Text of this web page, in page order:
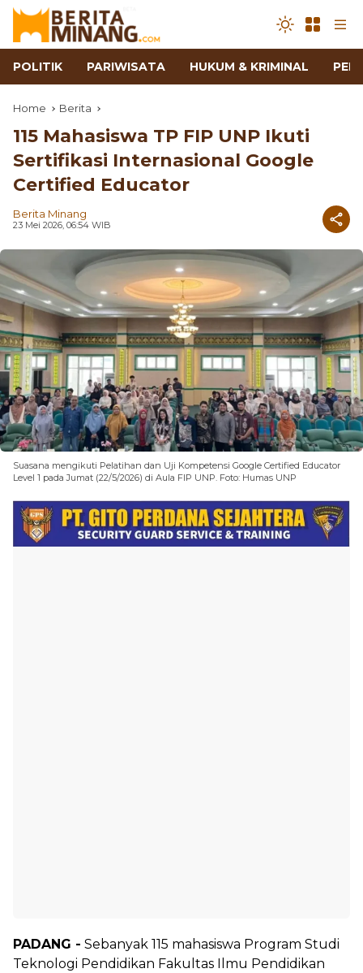
POLITIK PARIWISATA HUKUM & KRIMINAL
Home Berita
115 Mahasiswa TP FIP UNP Ikuti
Sertifikasi Internasional Google
Certified Educator
Berita Minang
23 Mei 2026, 06:54 WIB
Suasana mengikuti Pelatihan dan Uji Kompetensi Google Certified Educator
Level 1 pada Jumat (22/5/2026) di Aula FIP UNP. Foto: Humas UNP
PADANG - Sebanyak 115 mahasiswa Program Studi
Teknologi Pendidikan Fakultas Ilmu Pendidikan